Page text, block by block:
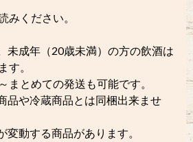
みください。
未成年（20歳未満）の方の飲酒は
す。
とめての発送も可能です。
品や冷蔵商品とは同梱出来ませ
動する商品があります。